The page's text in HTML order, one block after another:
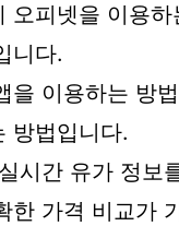
오피넷을 이용하
니다.
을 이용하는 방
방법입니다.
시간 유가 정보
한 가격 비교가